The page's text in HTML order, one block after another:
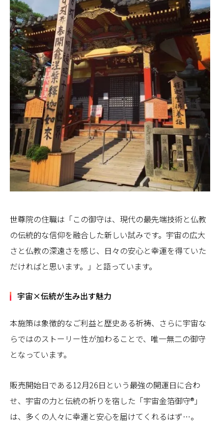
世尊院の住職は「この御守は、現代の最先端技術と仏教
の伝統的な信仰を融合した新しい試みです。宇宙の広大
さと仏教の深遠さを感じ、日々の安心と幸運を得ていた
だければと思います。」と語っています。
宇宙×伝統が生み出す魅力
本施策は象徴的なご利益と歴史ある祈祷、さらに宇宙な
らではのストーリー性が加わることで、唯一無二の御守
となっています。
販売開始日である12月26日という最強の開運日に合わ
せ、宇宙の力と伝統の祈りを宿した「宇宙金箔御守®」
は、多くの人々に幸運と安心を届けてくれるはず…。